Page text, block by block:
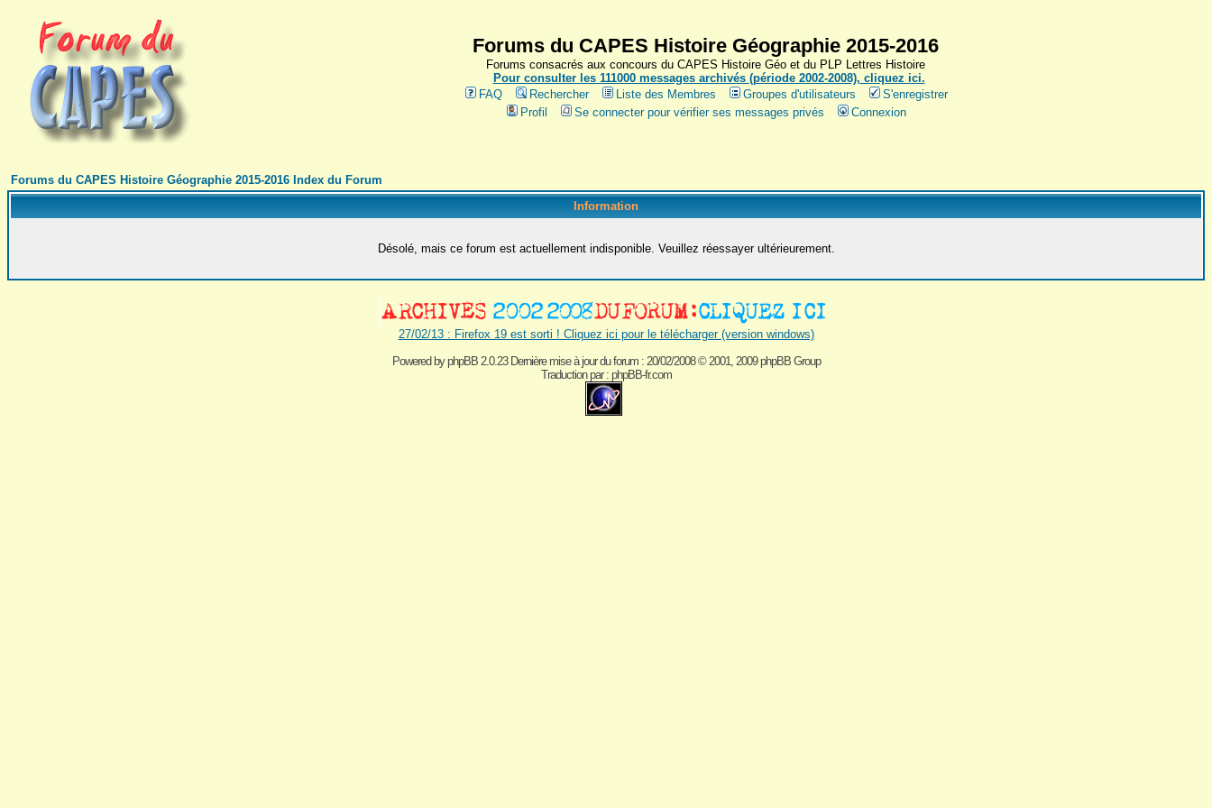
Forums du CAPES Histoire Géographie 2015-2016
Forums consacrés aux concours du CAPES Histoire Géo et du PLP Lettres Histoire
Pour consulter les 111000 messages archivés (période 2002-2008), cliquez ici.
FAQ
Rechercher Liste des Membres Groupes d'utilisateurs
S'enregistrer
Profil
Se connecter pour vérifier ses messages privés Connexion
Forums du CAPES Histoire Géographie 2015-2016 Index du Forum
Information
Désolé, mais ce forum est actuellement indisponible. Veuillez réessayer ultérieurement.
27/02/13 : Firefox 19 est sorti ! Cliquez ici pour le télécharger (version windows)
Powered byphpBB 2.0.23 Dernière mise à jour du forum : 20/02/2008© 2001, 2009 phpBB Group
Traduction par : phpBB-fr.com